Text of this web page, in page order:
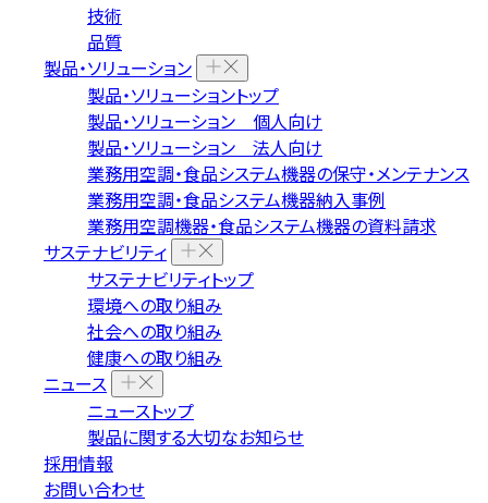
技術
品質
製品・ソリューション
製品・ソリューショントップ
製品・ソリューション 個人向け
製品・ソリューション 法人向け
業務用空調・食品システム機器の保守・メンテナンス
業務用空調・食品システム機器納入事例
業務用空調機器・食品システム機器の資料請求
サステナビリティ
サステナビリティトップ
環境への取り組み
社会への取り組み
健康への取り組み
ニュース
ニューストップ
製品に関する大切なお知らせ
採用情報
お問い合わせ